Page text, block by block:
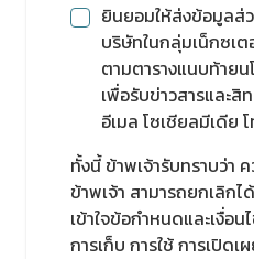
ยินยอมให้ส่งข้อมูลส่
บริษัทในกลุ่มเน็กซเ
ตามตารางแนบท้าย
เพื่อรับข่าวสารและสิ
อีเมล โซเชียลมีเดีย
ทั้งนี้ ข้าพเจ้ารับทราบว่า
ข้าพเจ้า สามารถยกเลิกไ
เข้าใจข้อกำหนดและเงื่อน
การเก็บ การใช้ การเปิด